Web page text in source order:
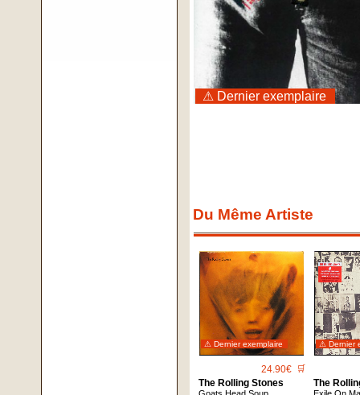
⚠ Dernier exemplaire
Du Même Artiste
⚠ Dernier exemplaire
24.90€ 🛒
The Rolling Stones
⚠ Dernier
The